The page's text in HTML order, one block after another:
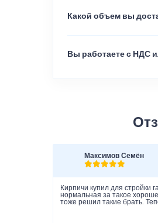
Какой объем вы
Вы работаете с НДС
Максимов Семён
Кирпичи купил для стройки
нормальная за такое
тоже решил такие брать.